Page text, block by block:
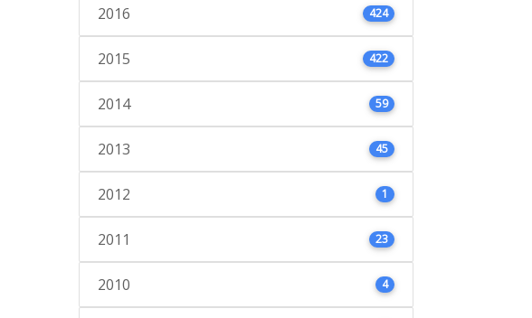
2016 424
2015 422
2014 59
2013 45
2012 1
2011 23
2010 4